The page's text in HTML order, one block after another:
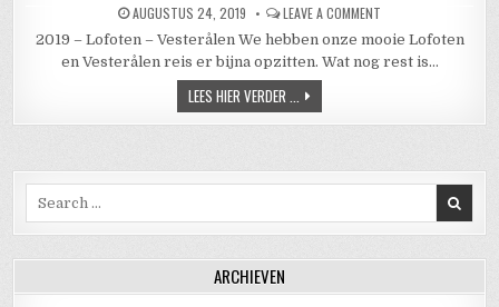
PUBLISHED DATE:
AUGUSTUS 24, 2019 LEAVE A COMMENT
2019 – Lofoten – Vesterålen We hebben onze mooie Lofoten
en Vesterålen reis er bijna opzitten. Wat nog rest is…
LEES HIER VERDER ... 2019 – LOFOTEN – VESTERÅLEN
Search for:
ARCHIEVEN